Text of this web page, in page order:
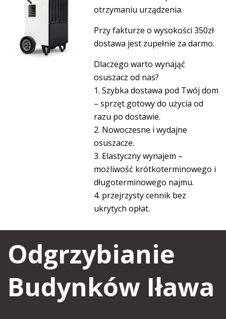
otrzymaniu urządzenia.
Przy fakturze o wysokości 350zł
dostawa jest zupełnie za darmo.
Dlaczego warto wynająć
osuszacz od nas?
1. Szybka dostawa pod Twój dom
– sprzęt gotowy do użycia od
razu po dostawie.
2. Nowoczesne i wydajne
osuszacze.
3. Elastyczny wynajem –
możliwość krótkoterminowego i
długoterminowego najmu.
4. przejrzysty cennik bez
ukrytych opłat.
Odgrzybianie
Budynków Iława